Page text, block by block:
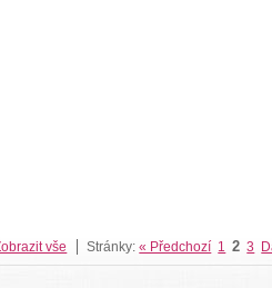
vše Stránky: « Předchozí 1 2 3